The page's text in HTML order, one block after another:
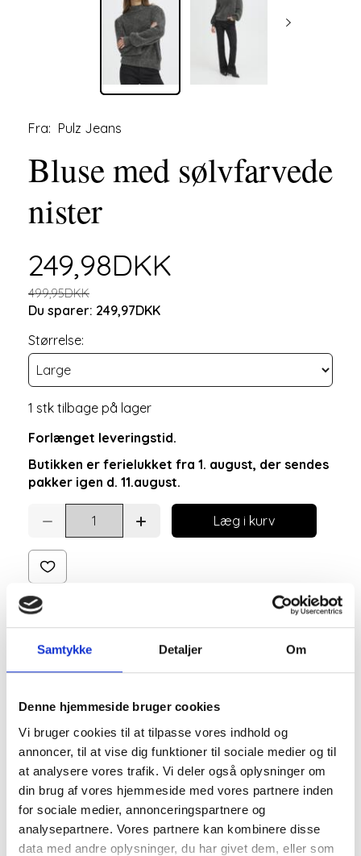
Samtykke Detaljer Om
Denne hjemmeside bruger cookies
Vi bruger cookies til at tilpasse vores indhold og
annoncer, til at vise dig funktioner til sociale medier og til
at analysere vores trafik. Vi deler også oplysninger om
din brug af vores hjemmeside med vores partnere inden
for sociale medier, annonceringspartnere og
analysepartnere. Vores partnere kan kombinere disse
data med andre oplysninger, du har givet dem, eller som
Fra: Pulz Jeans
Bluse med sølvfarvede
nister
249,98DKK
499,95DKK
Du sparer: 249,97DKK
Størrelse:
1 stk tilbage på lager
Forlænget leveringstid.
Butikken er ferielukket fra 1. august, der sendes
pakker igen d. 11.august.
Læg i kurv
Grå strikket bluse med sølvfarvede nister/tråde fra
Pulz jeans.
Giver kant til mange slags tøj. God både i
hverdagen og til fester.
Mere information